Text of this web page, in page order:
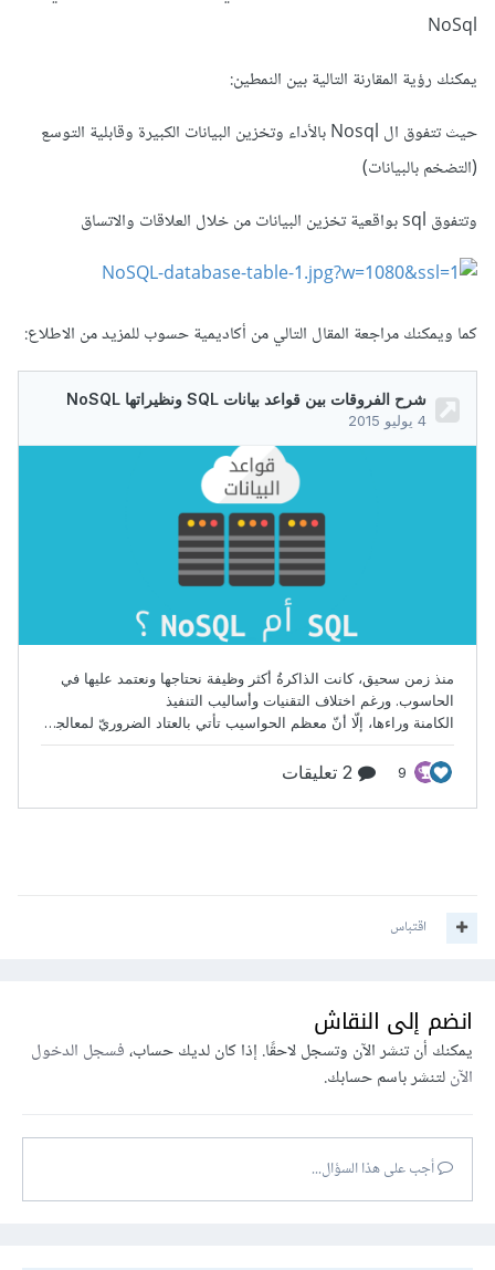
NoSql
يمكنك رؤية المقارنة التالية بين النمطين:
حيث تتفوق ال Nosql بالأداء وتخزين البيانات الكبيرة وقابلية التوسع
(التضخم بالبيانات)
وتتفوق sql بواقعية تخزين البيانات من خلال العلاقات والاتساق
كما ويمكنك مراجعة المقال التالي من أكاديمية حسوب للمزيد من الاطلاع:
اقتباس
انضم إلى النقاش
يمكنك أن تنشر الآن وتسجل لاحقًا. إذا كان لديك حساب،فسجل الدخول
الآنلتنشر باسم حسابك.
أجب على هذا السؤال...